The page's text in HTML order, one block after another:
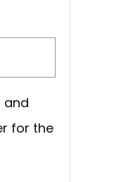
and
for the